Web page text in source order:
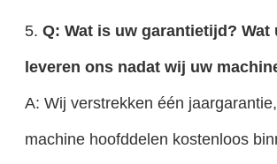
5. Q: Wat is uw garantietijd? Wat
leveren ons nadat wij uw
A: Wij verstrekken één
machine hoofddelen kostenloos